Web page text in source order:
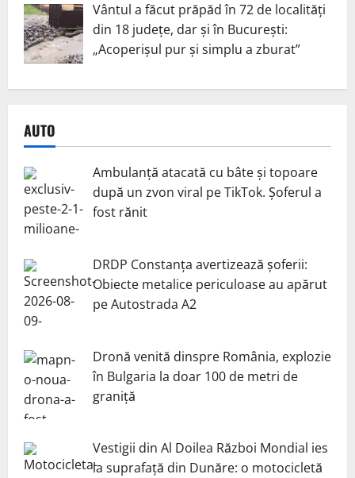
Vântul a făcut prăpăd în 72 de localități
din 18 județe, dar și în București:
„Acoperișul pur și simplu a zburat”
AUTO
Ambulanță atacată cu bâte și topoare
după un zvon viral pe TikTok. Șoferul a
fost rănit
DRDP Constanța avertizează șoferii:
Obiecte metalice periculoase au apărut
pe Autostrada A2
Dronă venită dinspre România, explozie
în Bulgaria la doar 100 de metri de
graniță
Vestigii din Al Doilea Război Mondial ies
la suprafață din Dunăre: o motocicletă